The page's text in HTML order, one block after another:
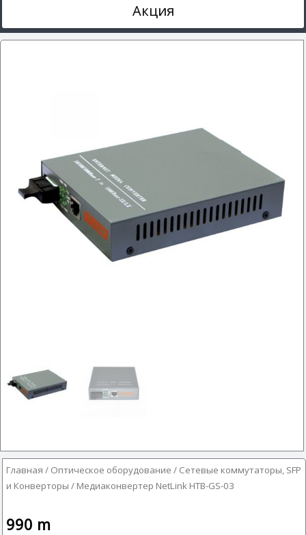
Акция
Главная / Оптическое оборудование / Сетевые коммутаторы, SFP
и Конверторы / Медиаконвертер NetLink HTB-GS-03
990 m